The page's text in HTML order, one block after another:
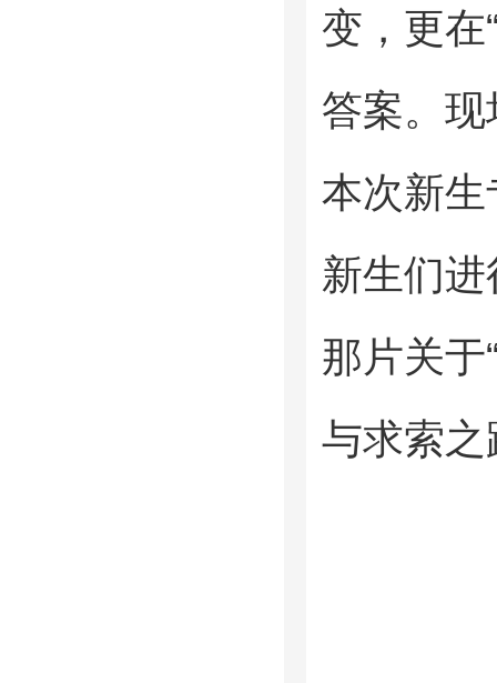
变，更在
答案。
本次新
新生们
那片关于
与求索